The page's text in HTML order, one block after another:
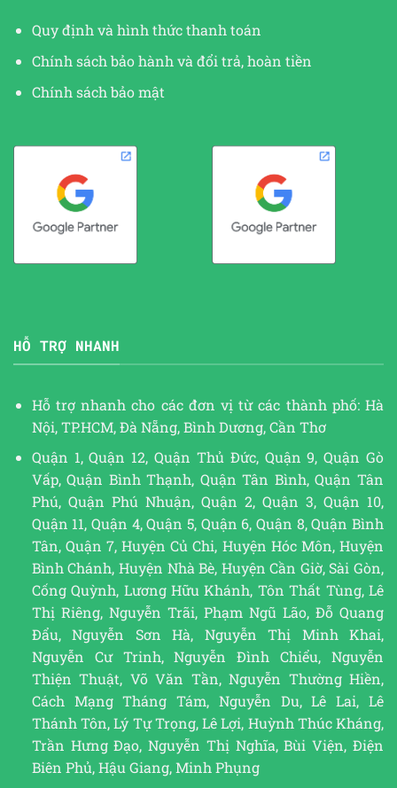
Quy định và hình thức thanh toán
Chính sách bảo hành và đổi trả, hoàn tiền
Chính sách bảo mật
HỖ TRỢ NHANH
Hỗ trợ nhanh cho các đơn vị từ các thành phố: Hà
Nội, TP.HCM, Đà Nẵng, Bình Dương, Cần Thơ
Quận 1, Quận 12, Quận Thủ Đức, Quận 9, Quận Gò
Vấp, Quận Bình Thạnh, Quận Tân Bình, Quận Tân
Phú, Quận Phú Nhuận, Quận 2, Quận 3, Quận 10,
Quận 11, Quận 4, Quận 5, Quận 6, Quận 8, Quận Bình
Tân, Quận 7, Huyện Củ Chi, Huyện Hóc Môn, Huyện
Bình Chánh, Huyện Nhà Bè, Huyện Cần Giờ, Sài Gòn,
Cống Quỳnh, Lương Hữu Khánh, Tôn Thất Tùng, Lê
Thị Riêng, Nguyễn Trãi, Phạm Ngũ Lão, Đỗ Quang
Đẩu, Nguyễn Sơn Hà, Nguyễn Thị Minh Khai,
Nguyễn Cư Trinh, Nguyễn Đình Chiểu, Nguyễn
Thiện Thuật, Võ Văn Tần, Nguyễn Thường Hiền,
Cách Mạng Tháng Tám, Nguyễn Du, Lê Lai, Lê
Thánh Tôn, Lý Tự Trọng, Lê Lợi, Huỳnh Thúc Kháng,
Trần Hưng Đạo, Nguyễn Thị Nghĩa, Bùi Viện, Điện
Biên Phủ, Hậu Giang, Minh Phụng